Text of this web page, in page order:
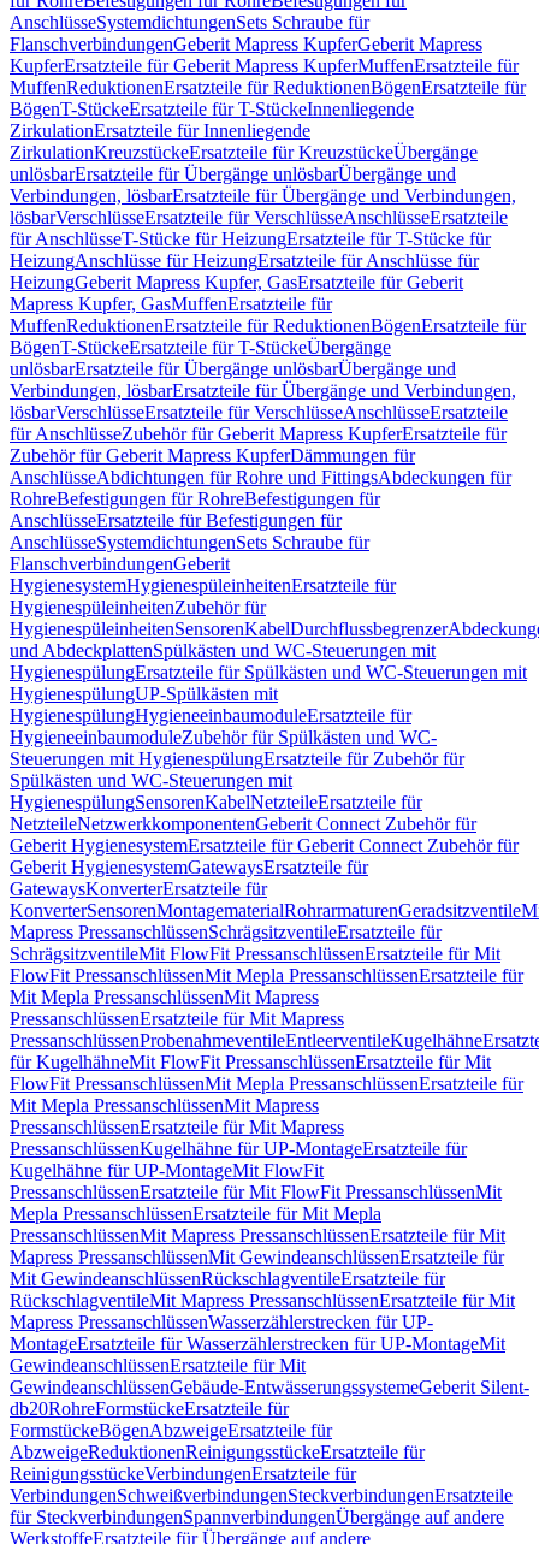
AnschlüsseSystemdichtungenSets Schraube für
FlanschverbindungenGeberit Mapress KupferGeberit Mapress
KupferErsatzteile für Geberit Mapress KupferMuffenErsatzteile für
MuffenReduktionenErsatzteile für ReduktionenBögenErsatzteile für
BögenT-StückeErsatzteile für T-StückeInnenliegende
ZirkulationErsatzteile für Innenliegende
ZirkulationKreuzstückeErsatzteile für KreuzstückeÜbergänge
unlösbarErsatzteile für Übergänge unlösbarÜbergänge und
Verbindungen, lösbarErsatzteile für Übergänge und Verbindungen,
lösbarVerschlüsseErsatzteile für VerschlüsseAnschlüsseErsatzteile
für AnschlüsseT-Stücke für HeizungErsatzteile für T-Stücke für
HeizungAnschlüsse für HeizungErsatzteile für Anschlüsse für
HeizungGeberit Mapress Kupfer, GasErsatzteile für Geberit
Mapress Kupfer, GasMuffenErsatzteile für
MuffenReduktionenErsatzteile für ReduktionenBögenErsatzteile für
BögenT-StückeErsatzteile für T-StückeÜbergänge
unlösbarErsatzteile für Übergänge unlösbarÜbergänge und
Verbindungen, lösbarErsatzteile für Übergänge und Verbindungen,
lösbarVerschlüsseErsatzteile für VerschlüsseAnschlüsseErsatzteile
für AnschlüsseZubehör für Geberit Mapress KupferErsatzteile für
Zubehör für Geberit Mapress KupferDämmungen für
AnschlüsseAbdichtungen für Rohre und FittingsAbdeckungen für
RohreBefestigungen für RohreBefestigungen für
AnschlüsseErsatzteile für Befestigungen für
AnschlüsseSystemdichtungenSets Schraube für
FlanschverbindungenGeberit
HygienesystemHygienespüleinheitenErsatzteile für
HygienespüleinheitenZubehör für
HygienespüleinheitenSensorenKabelDurchflussbegrenzer
und AbdeckplattenSpülkästen und WC-Steuerungen mit
HygienespülungErsatzteile für Spülkästen und WC-Steuerungen mit
HygienespülungUP-Spülkästen mit
HygienespülungHygieneeinbaumoduleErsatzteile für
HygieneeinbaumoduleZubehör für Spülkästen und WC-
Steuerungen mit HygienespülungErsatzteile für Zubehör für
Spülkästen und WC-Steuerungen mit
HygienespülungSensorenKabelNetzteileErsatzteile für
NetzteileNetzwerkkomponentenGeberit Connect Zubehör für
Geberit HygienesystemErsatzteile für Geberit Connect Zubehör für
Geberit HygienesystemGatewaysErsatzteile für
GatewaysKonverterErsatzteile für
KonverterSensorenMontagematerialRohrarmaturenGeradsitzventile
Mapress PressanschlüssenSchrägsitzventileErsatzteile für
SchrägsitzventileMit FlowFit PressanschlüssenErsatzteile für Mit
FlowFit PressanschlüssenMit Mepla PressanschlüssenErsatzteile für
Mit Mepla PressanschlüssenMit Mapress
PressanschlüssenErsatzteile für Mit Mapress
PressanschlüssenProbenahmeventileEntleerventileKugelhähne
für KugelhähneMit FlowFit PressanschlüssenErsatzteile für Mit
FlowFit PressanschlüssenMit Mepla PressanschlüssenErsatzteile für
Mit Mepla PressanschlüssenMit Mapress
PressanschlüssenErsatzteile für Mit Mapress
PressanschlüssenKugelhähne für UP-MontageErsatzteile für
Kugelhähne für UP-MontageMit FlowFit
PressanschlüssenErsatzteile für Mit FlowFit PressanschlüssenMit
Mepla PressanschlüssenErsatzteile für Mit Mepla
PressanschlüssenMit Mapress PressanschlüssenErsatzteile für Mit
Mapress PressanschlüssenMit GewindeanschlüssenErsatzteile für
Mit GewindeanschlüssenRückschlagventileErsatzteile für
RückschlagventileMit Mapress PressanschlüssenErsatzteile für Mit
Mapress PressanschlüssenWasserzählerstrecken für UP-
MontageErsatzteile für Wasserzählerstrecken für UP-MontageMit
GewindeanschlüssenErsatzteile für Mit
GewindeanschlüssenGebäude-EntwässerungssystemeGeberit Silent-
db20RohreFormstückeErsatzteile für
FormstückeBögenAbzweigeErsatzteile für
AbzweigeReduktionenReinigungsstückeErsatzteile für
ReinigungsstückeVerbindungenErsatzteile für
VerbindungenSchweißverbindungenSteckverbindungenErsatzteile
für SteckverbindungenSpannverbindungenÜbergänge auf andere
WerkstoffeErsatzteile für Übergänge auf andere